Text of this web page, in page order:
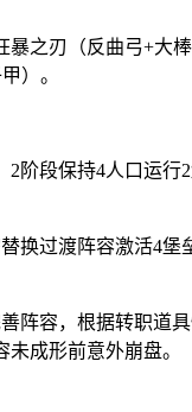
暴之刃（反曲弓+大
）。
阶段保持4人口运
换过渡阵容激活4
阵容，根据转职道
成形前意外崩盘。